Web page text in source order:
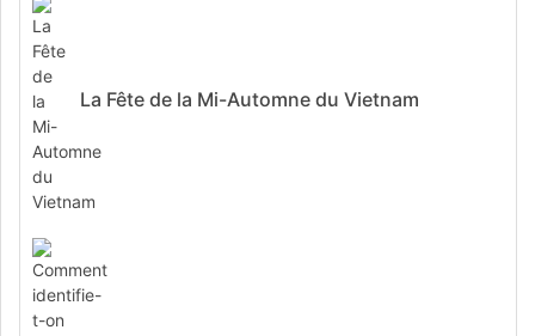
La Fête de la Mi-Automne du Vietnam